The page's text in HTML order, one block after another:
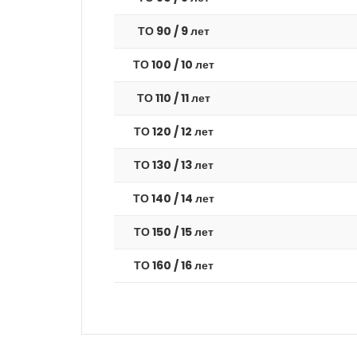
ТО 90 / 9 лет
ТО 100 / 10 лет
ТО 110 / 11 лет
ТО 120 / 12 лет
ТО 130 / 13 лет
ТО 140 / 14 лет
ТО 150 / 15 лет
ТО 160 / 16 лет